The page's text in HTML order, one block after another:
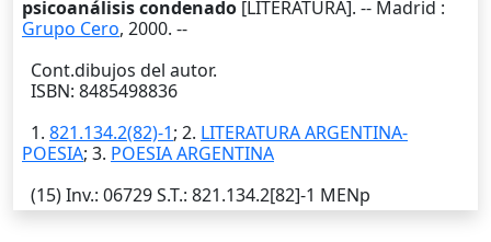
psicoanálisis condenado [LITERATURA]. -- Madrid :
Grupo Cero, 2000. --
Cont.dibujos del autor.
ISBN: 8485498836
1. 821.134.2(82)-1; 2. LITERATURA ARGENTINA-
POESIA; 3. POESIA ARGENTINA
(15)Inv.: 06729S.T.: 821.134.2[82]-1 MENp